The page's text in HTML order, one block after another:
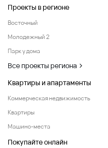
Проекты в регионе
Восточный
Молодежный 2
Парк у дома
Все проекты региона
Квартиры и апартаменты
Коммерческая недвижимость
Квартиры
Машино-места
Покупайте онлайн